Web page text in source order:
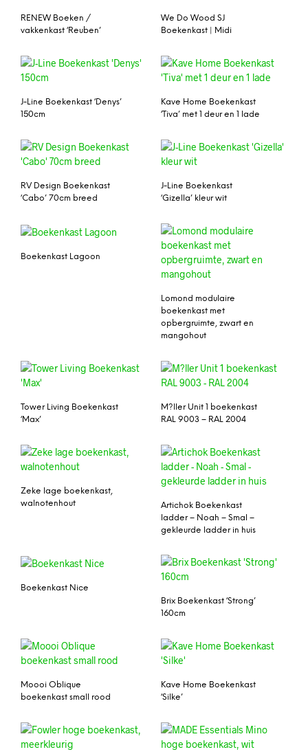
RENEW Boeken /
vakkenkast ‘Reuben’
We Do Wood SJ
Boekenkast | Midi
J-Line Boekenkast ‘Denys’
150cm
Kave Home Boekenkast
‘Tiva’ met 1 deur en 1 lade
RV Design Boekenkast
‘Cabo’ 70cm breed
J-Line Boekenkast
‘Gizella’ kleur wit
Boekenkast Lagoon
Lomond modulaire
boekenkast met
opbergruimte, zwart en
mangohout
Tower Living Boekenkast
‘Max’
M?ller Unit 1 boekenkast
RAL 9003 – RAL 2004
Zeke lage boekenkast,
walnotenhout
Artichok Boekenkast
ladder – Noah – Smal –
gekleurde ladder in huis
Boekenkast Nice
Brix Boekenkast ‘Strong’
160cm
Moooi Oblique
boekenkast small rood
Kave Home Boekenkast
‘Silke’